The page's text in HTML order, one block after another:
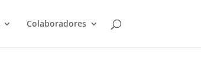
Colaboradores